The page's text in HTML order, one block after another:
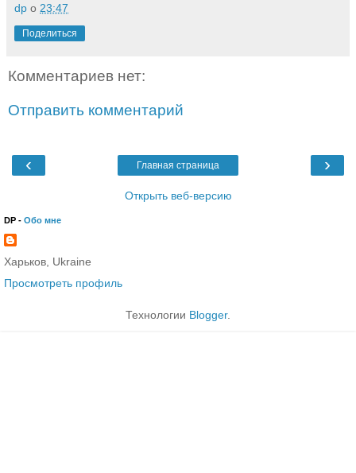
dp о 23:47
Поделиться
Комментариев нет:
Отправить комментарий
‹ ›
Главная страница
Открыть веб-версию
DP - Обо мне
Харьков, Ukraine
Просмотреть профиль
Технологии Blogger.